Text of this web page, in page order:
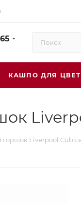
КАШПО ДЛЯ
Liverpool